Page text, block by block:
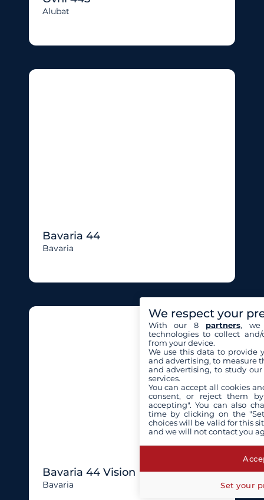
Alubat
Bavaria 44
Bavaria
Bavaria 44 Vision
Bavaria
We respect your
With our 8 partners, we
technologies to collect
from your device.
We use this data to provide
and advertising, to measure
and advertising, to study
services.
You can accept all cookies
consent, or reject them
accepting". You can also
time by clicking on the
choices will be valid for this
and we will not contact you
Set your